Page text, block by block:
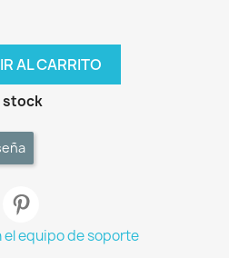
AL CARRITO
stock
equipo de soporte